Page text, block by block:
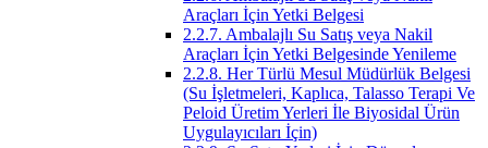
Araçları İçin Yetki Belgesi
2.2.7. Ambalajlı Su Satış veya Nakil
Araçları İçin Yetki Belgesinde Yenileme
2.2.8. Her Türlü Mesul Müdürlük Belgesi
(Su İşletmeleri, Kaplıca, Talasso Terapi Ve
Peloid Üretim Yerleri İle Biyosidal Ürün
Uygulayıcıları İçin)